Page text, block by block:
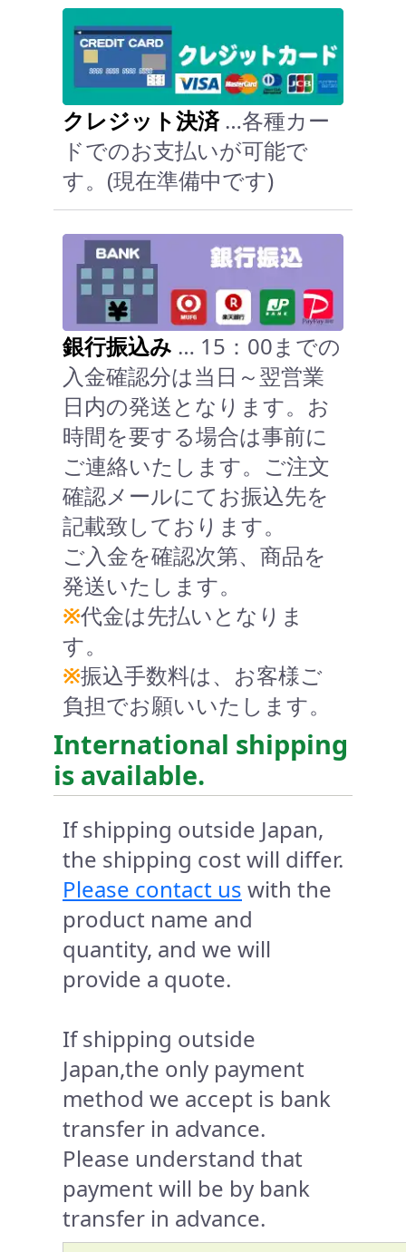
クレジット決済…各種カー
ドでのお支払いが可能で
す。(現在準備中です)
銀行振込み … 15：00までの
入金確認分は当日～翌営業
日内の発送となります。お
時間を要する場合は事前に
ご連絡いたします。ご注文
確認メールにてお振込先を
記載致しております。
ご入金を確認次第、商品を
発送いたします。
※代金は先払いとなりま
す。
※振込手数料は、お客様ご
負担でお願いいたします。
International shipping
is available.
If shipping outside Japan,
the shipping cost will differ.
Please contact us with the
product name and
quantity, and we will
provide a quote.
If shipping outside
Japan,the only payment
method we accept is bank
transfer in advance.
Please understand that
payment will be by bank
transfer in advance.